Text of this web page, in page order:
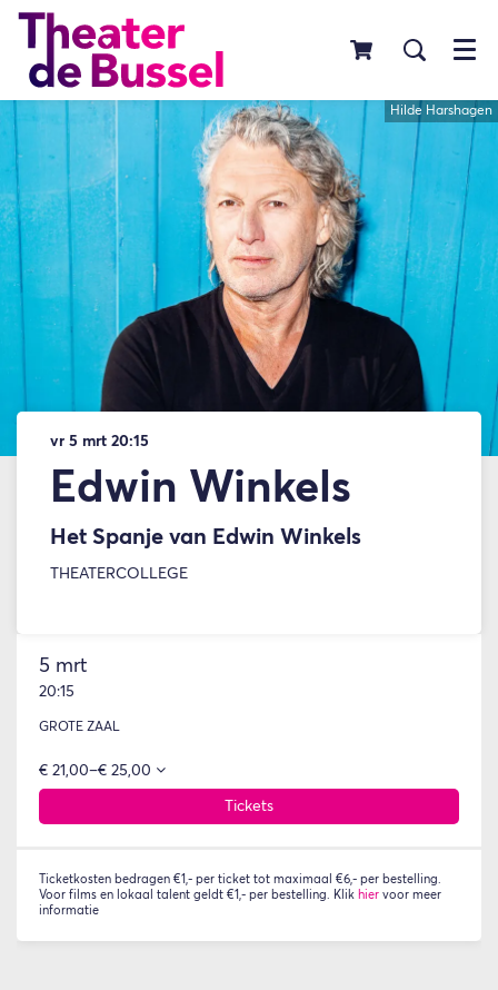
Menu
Hilde Harshagen
Edwin Winkels
Het Spanje van Edwin Winkels
vr 5 mrt 20:15
THEATERCOLLEGE
5 mrt
20:15
GROTE ZAAL
€ 21,00–€ 25,00
Tickets
Ticketkosten bedragen €1,- per ticket tot maximaal €6,- per bestelling.
Voor films en lokaal talent geldt €1,- per bestelling. Klik hier voor meer
informatie